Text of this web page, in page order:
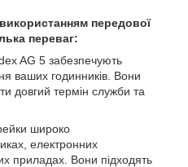
передової
переваг:
AG 5 забезпечують
ваших годинників. Вони
довгий термін служби та
широко
електронних
приладах. Вони підходять